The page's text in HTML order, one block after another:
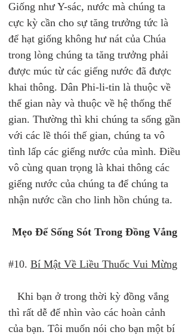
Giống như Y-sác, nước mà chúng ta
cực kỳ cần cho sự tăng trưởng tức là
để hạt giống không hư nát của Chúa
trong lòng chúng ta tăng trưởng phải
được múc từ các giếng nước đã được
khai thông. Dân Phi-li-tin là thuộc về
thế gian này và thuộc về hệ thống thế
gian. Thường thì khi chúng ta sống gần
với các lề thói thế gian, chúng ta vô
tình lấp các giếng nước của mình. Điều
vô cùng quan trọng là khai thông các
giếng nước của chúng ta để chúng ta
nhận nước cần cho linh hồn chúng ta.
Mẹo Để Sống Sót Trong Đồng Vắng
#10. Bí Mật Về Liều Thuốc Vui Mừng
Khi bạn ở trong thời kỳ đồng vắng
thì rất dễ để nhìn vào các hoàn cảnh
của bạn. Tôi muốn nói cho bạn một bí